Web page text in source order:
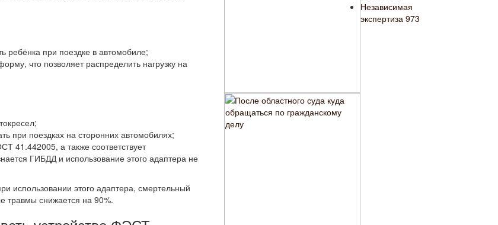
ребёнка при поездке в автомобиле;
что позволяет распределить нагрузку на
при поездках на сторонних автомобилях;
41.442005, а также соответствует
ГИБДД и использование этого адаптера не
использовании этого адаптера, смертельный
травмы снижается на 90%.
Независимая
экспертиза 973